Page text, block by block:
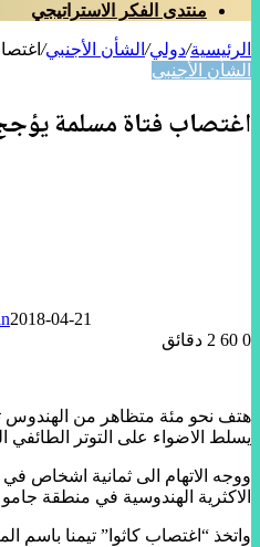
منتدى الفكر الاستراتيجي
الرئيسية/دولي/ الشأن الأجنبي/
الشأن الأجنبي
اغتصاب فتاة مسلمة
2018-04-21
0
2 دقائق
هتف نحو مئة متظاهر من الهندوس
يسلط الاضواء على التوتر الطائفي
ووجه الاتهام الى ثمانية اشخاص
الاكثرية الهندوسية في منطقة
واتخذ “اغتصاب كاثوا” تيمنا باسم